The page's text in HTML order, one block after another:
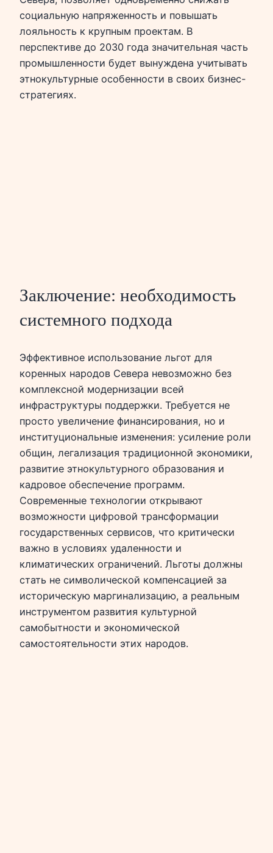
социальную напряженность и повышать
лояльность к крупным проектам. В
перспективе до 2030 года значительная часть
промышленности будет вынуждена учитывать
этнокультурные особенности в своих бизнес-
стратегиях.
Заключение: необходимость
системного подхода
Эффективное использование льгот для
коренных народов Севера невозможно без
комплексной модернизации всей
инфраструктуры поддержки. Требуется не
просто увеличение финансирования, но и
институциональные изменения: усиление роли
общин, легализация традиционной экономики,
развитие этнокультурного образования и
кадровое обеспечение программ.
Современные технологии открывают
возможности цифровой трансформации
государственных сервисов, что критически
важно в условиях удаленности и
климатических ограничений. Льготы должны
стать не символической компенсацией за
историческую маргинализацию, а реальным
инструментом развития культурной
самобытности и экономической
самостоятельности этих народов.